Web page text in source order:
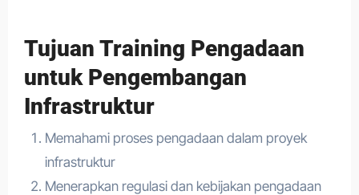
Tujuan Training Pengadaan
untuk Pengembangan
Infrastruktur
Memahami proses pengadaan dalam proyek
infrastruktur
Menerapkan regulasi dan kebijakan pengadaan